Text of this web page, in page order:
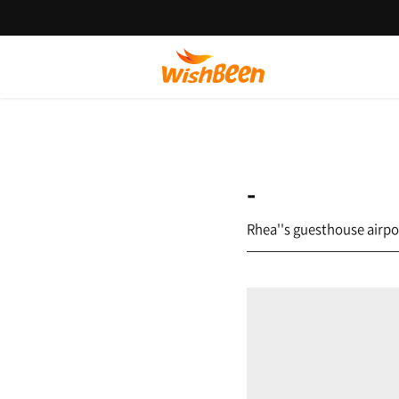
-
Rhea''s guesthouse